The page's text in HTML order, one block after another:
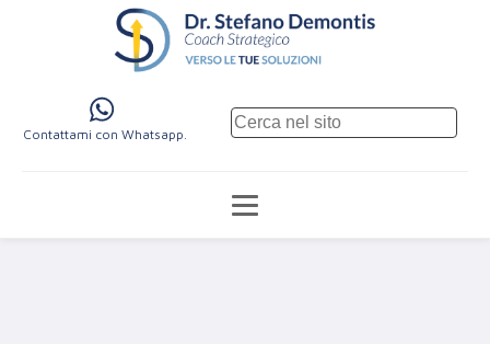
Contattami con Whatsapp.